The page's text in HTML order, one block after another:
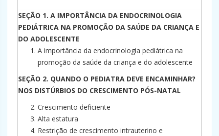
SEÇÃO 1. A IMPORTÂNCIA DA ENDOCRINOLOGIA
PEDIÁTRICA NA PROMOÇÃO DA SAÚDE DA CRIANÇA E
DO ADOLESCENTE
A importância da endocrinologia pediátrica na
promoção da saúde da criança e do adolescente
SEÇÃO 2. QUANDO O PEDIATRA DEVE ENCAMINHAR?
NOS DISTÚRBIOS DO CRESCIMENTO PÓS-NATAL
Crescimento deficiente
Alta estatura
Restrição de crescimento intrauterino e